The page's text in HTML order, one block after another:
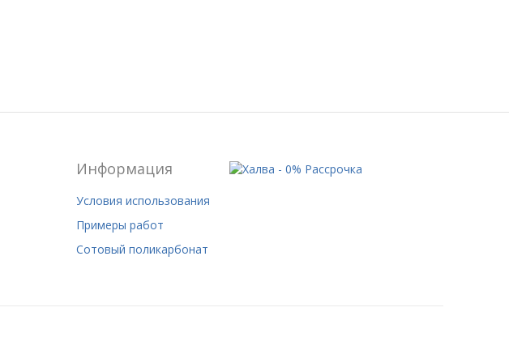
Информация
Условия использования
Примеры работ
Сотовый поликарбонат